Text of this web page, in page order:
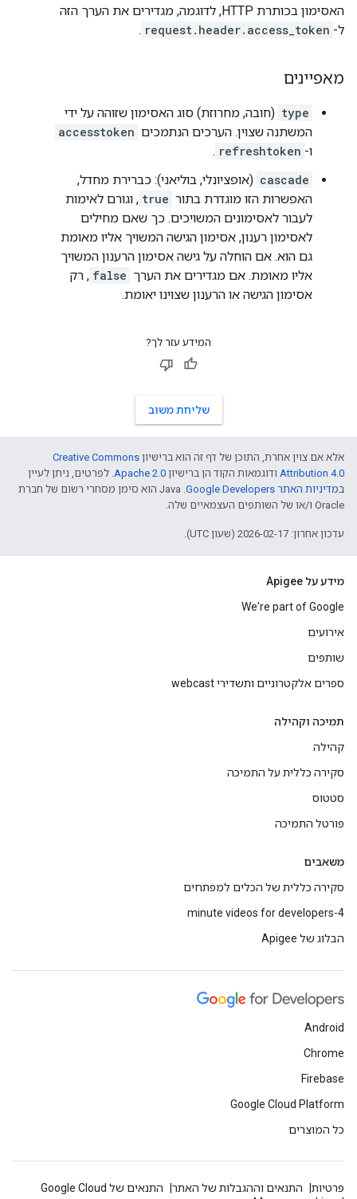
האסימון בכותרת HTTP, לדוגמה, מגדירים את הערך הזה
ל- request.header.access_token
.
מאפיינים
type (חובה, מחרוזת) סוג האסימון שזוהה על ידי
המשתנה שצוין. הערכים הנתמכים accesstoken
ו- refreshtoken
.
cascade (אופציונלי, בוליאני): כברירת מחדל,
האפשרות הזו מוגדרת בתור true , וגורם לאימות
לעבור לאסימונים המשויכים. כך שאם מחילים
לאסימון רענון, אסימון הגישה המשויך אליו מאומת
גם הוא. אם הוחלה על גישה אסימון הרענון המשויך
אליו מאומת. אם מגדירים את הערך false , רק
אסימון הגישה או הרענון שצוינו יאומת.
המידע עזר לך?
שליחת משוב
אלא אם צוין אחרת, התוכן של דף זה הוא ברישיון Creative Commons
Attribution 4.0 ודוגמאות הקוד הן ברישיון Apache 2.0. לפרטים, ניתן לעיין
במדיניות האתר Google Developers‏
.‏ Java הוא סימן מסחרי רשום של חברת
Oracle ו/או של השותפים העצמאיים שלה.
עדכון אחרון: 2026-02-17 (שעון UTC).
מידע על Apigee
We're part of Google
אירועים
שותפים
ספרים אלקטרוניים ותשדירי webcast
תמיכה וקהילה
קהילה
סקירה כללית על התמיכה
סטטוס
פורטל התמיכה
משאבים
סקירה כללית של הכלים למפתחים
4-minute videos for developers
הבלוג של Apigee
Android
Chrome
Firebase
Google Cloud Platform
כל המוצרים
פרטיות התנאים וההגבלות של האתר
התנאים של Google Cloud